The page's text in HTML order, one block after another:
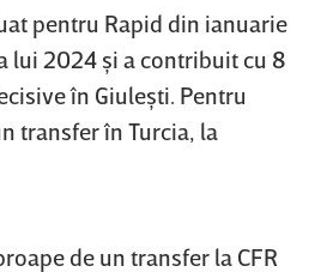
pentru Rapid din ianuarie
lui 2024 şi a contribuit cu 8
în Giuleşti. Pentru
transfer în Turcia, la
de un transfer la CFR